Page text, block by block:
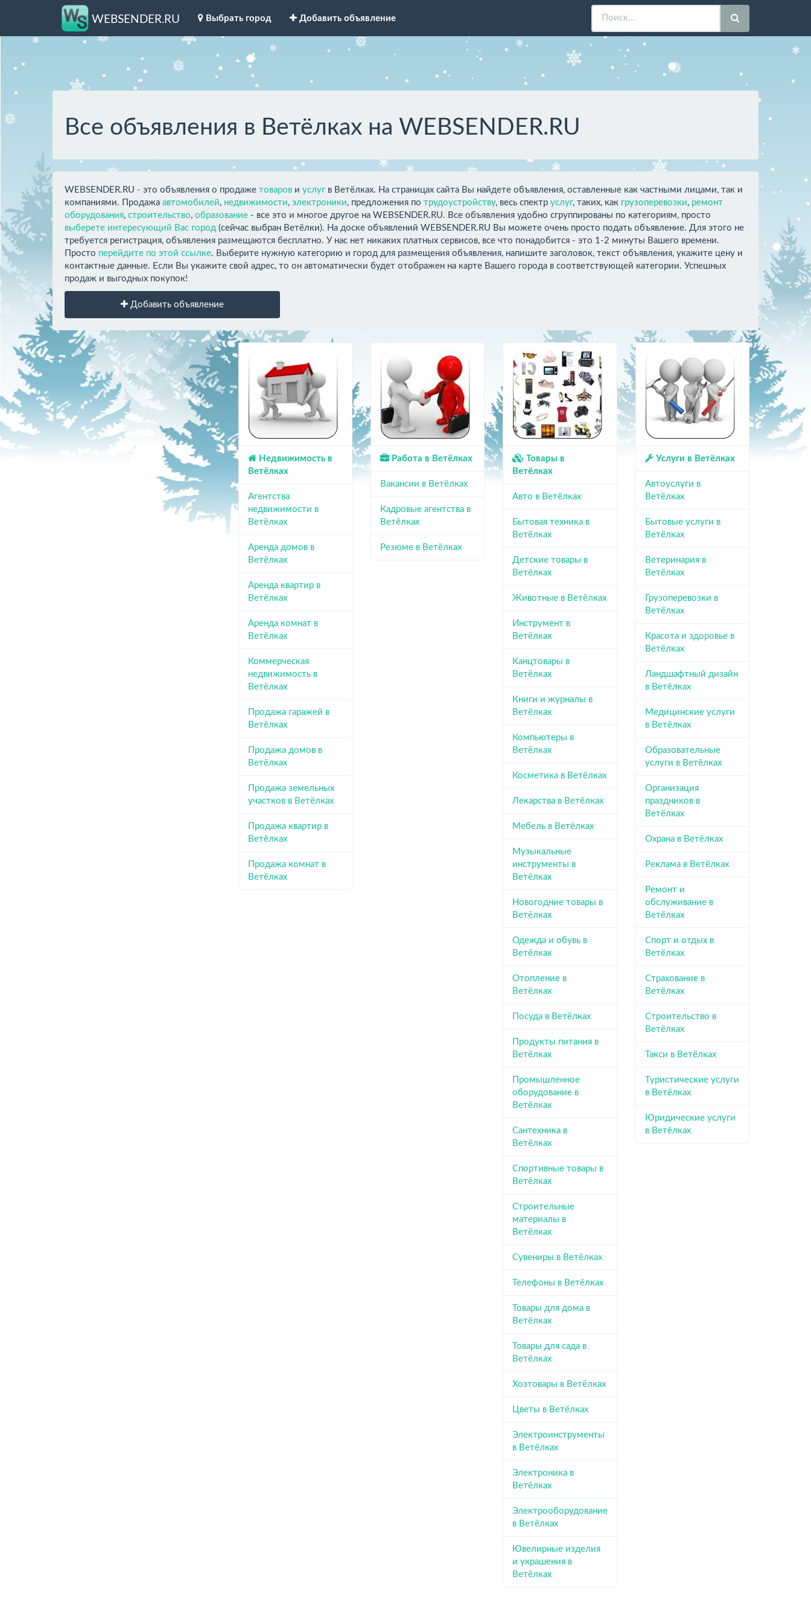
WEBSENDER.RU Выбрать город Добавить объявление
Все объявления в Ветёлках на WEBSENDER.RU
WEBSENDER.RU - это объявления о продаже товаров и услуг в Ветёлках. На страницах сайта Вы найдете объявления, оставленные как частными лицами, так и
компаниями. Продажа автомобилей, недвижимости, электроники, предложения по трудоустройству, весь спектр услуг, таких, как грузоперевозки, ремонт
оборудования, строительство, образование - все это и многое другое на WEBSENDER.RU. Все объявления удобно сгруппированы по категориям, просто
выберете интересующий Вас город (сейчас выбран Ветёлки). На доске объявлений WEBSENDER.RU Вы можете очень просто подать объявление. Для этого не
требуется регистрация, объявления размещаются бесплатно. У нас нет никаких платных сервисов, все что понадобится - это 1-2 минуты Вашего времени.
Просто перейдите по этой ссылке. Выберите нужную категорию и город для размещения объявления, напишите заголовок, текст объявления, укажите цену и
контактные данные. Если Вы укажите свой адрес, то он автоматически будет отображен на карте Вашего города в соответствующей категории. Успешных
продаж и выгодных покупок!
Добавить объявление
Недвижимость в
Ветёлках
Агентства
недвижимости в
Ветёлках
Аренда домов в
Ветёлках
Аренда квартир в
Ветёлках
Аренда комнат в
Ветёлках
Коммерческая
недвижимость в
Ветёлках
Продажа гаражей в
Ветёлках
Продажа домов в
Ветёлках
Продажа земельных
участков в Ветёлках
Продажа квартир в
Ветёлках
Продажа комнат в
Ветёлках
Работа в Ветёлках
Вакансии в Ветёлках
Кадровые агентства в
Ветёлках
Резюме в Ветёлках
Товары в
Ветёлках
Авто в Ветёлках
Бытовая техника в
Ветёлках
Детские товары в
Ветёлках
Животные в Ветёлках
Инструмент в
Ветёлках
Канцтовары в
Ветёлках
Книги и журналы в
Ветёлках
Компьютеры в
Ветёлках
Косметика в Ветёлках
Лекарства в Ветёлках
Мебель в Ветёлках
Музыкальные
инструменты в
Ветёлках
Новогодние товары в
Ветёлках
Одежда и обувь в
Ветёлках
Отопление в
Ветёлках
Посуда в Ветёлках
Продукты питания в
Ветёлках
Промышленное
оборудование в
Ветёлках
Сантехника в
Ветёлках
Спортивные товары в
Ветёлках
Строительные
материалы в
Ветёлках
Сувениры в Ветёлках
Телефоны в Ветёлках
Товары для дома в
Ветёлках
Товары для сада в
Ветёлках
Хозтовары в Ветёлках
Цветы в Ветёлках
Электроинструменты
в Ветёлках
Электроника в
Ветёлках
Электрооборудование
в Ветёлках
Ювелирные изделия
и украшения в
Ветёлках
Услуги в Ветёлках
Автоуслуги в
Ветёлках
Бытовые услуги в
Ветёлках
Ветеринария в
Ветёлках
Грузоперевозки в
Ветёлках
Красота и здоровье в
Ветёлках
Ландшафтный дизайн
в Ветёлках
Медицинские услуги
в Ветёлках
Образовательные
услуги в Ветёлках
Организация
праздников в
Ветёлках
Охрана в Ветёлках
Реклама в Ветёлках
Ремонт и
обслуживание в
Ветёлках
Спорт и отдых в
Ветёлках
Страхование в
Ветёлках
Строительство в
Ветёлках
Такси в Ветёлках
Туристические услуги
в Ветёлках
Юридические услуги
в Ветёлках